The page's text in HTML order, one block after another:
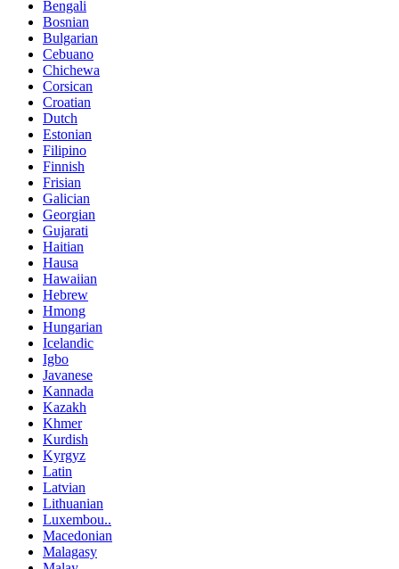
Bengali
Bosnian
Bulgarian
Cebuano
Chichewa
Corsican
Croatian
Dutch
Estonian
Filipino
Finnish
Frisian
Galician
Georgian
Gujarati
Haitian
Hausa
Hawaiian
Hebrew
Hmong
Hungarian
Icelandic
Igbo
Javanese
Kannada
Kazakh
Khmer
Kurdish
Kyrgyz
Latin
Latvian
Lithuanian
Luxembou..
Macedonian
Malagasy